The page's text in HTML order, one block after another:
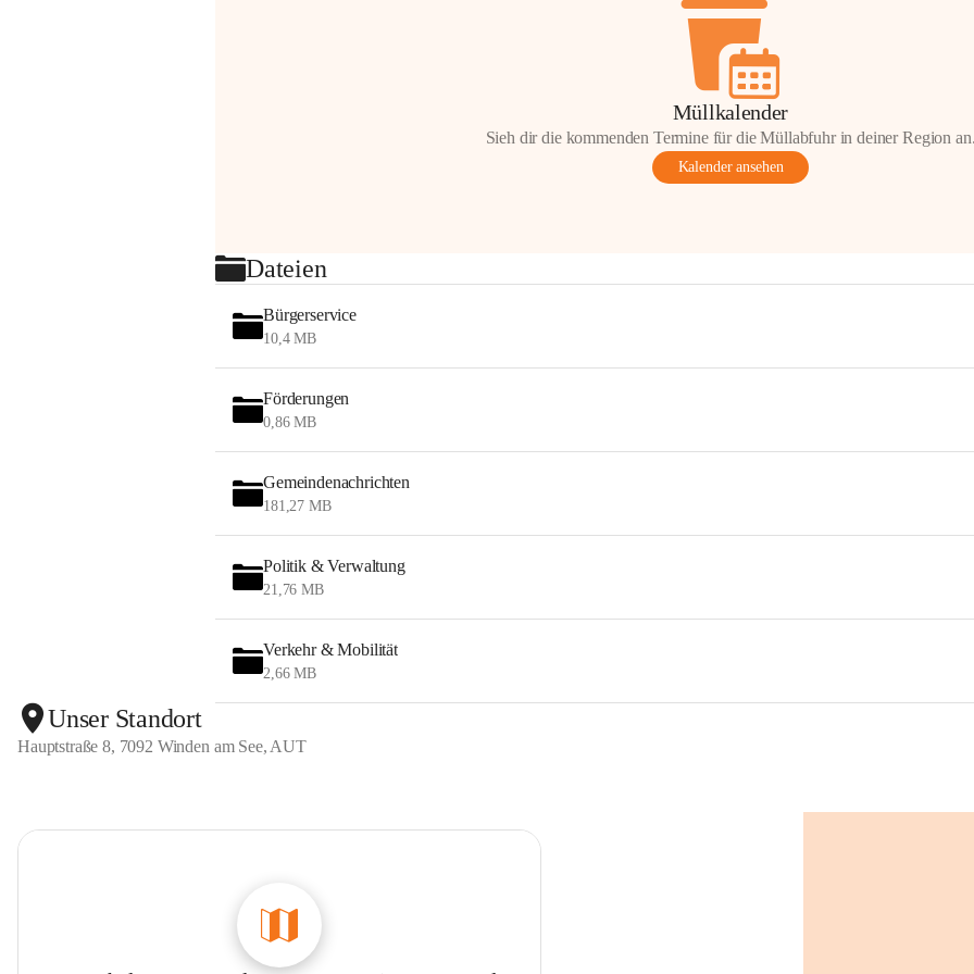
Müllkalender
Sieh dir die kommenden Termine für die Müllabfuhr in deiner Region
Kalender ansehen
Dateien
Bürgerservice
10,4 MB
Förderungen
0,86 MB
Gemeindenachrichten
181,27 MB
Politik & Verwaltung
21,76 MB
Verkehr & Mobilität
2,66 MB
Unser Standort
Hauptstraße 8, 7092 Winden am See, AUT